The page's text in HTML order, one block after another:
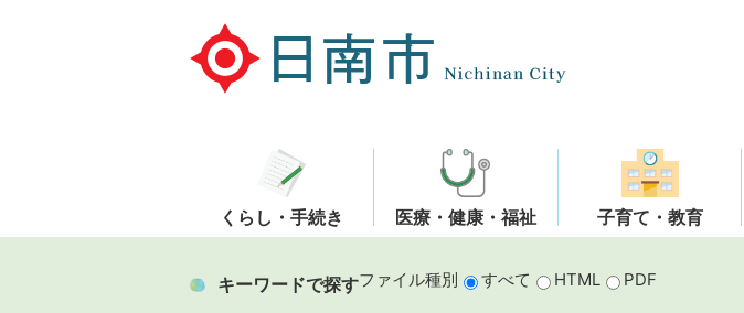
くらし・手続き 医療・健康・福祉 子育て・教育
キーワードで探すファイル種別 すべて HTML PDF